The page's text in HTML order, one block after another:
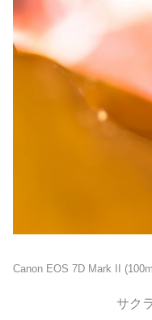
Canon EOS 7D Mark II
サク